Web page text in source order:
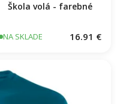
Škola volá - farebné
NA SKLADE 16.91 €